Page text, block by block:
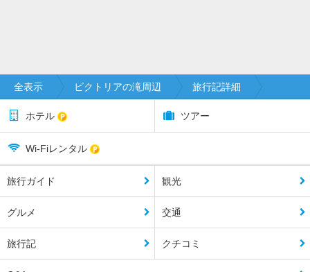
全表示 ビクトリアの滝周辺 旅行記詳細
ホテル ツアー
Wi-Fiレンタル
旅行ガイド 観光
グルメ 交通
旅行記 クチコミ